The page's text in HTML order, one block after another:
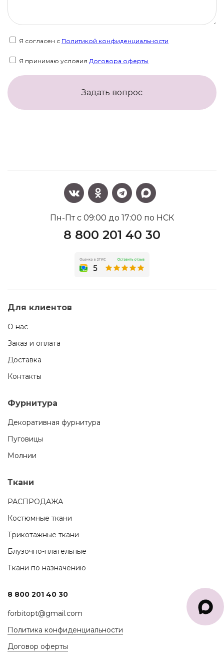
Я согласен с Политикой конфиденциальности
Я принимаю условия Договора оферты
Задать вопрос
Пн-Пт с 09:00 до 17:00 по НСК
8 800 201 40 30
Для клиентов
О нас
Заказ и оплата
Доставка
Контакты
Фурнитура
Декоративная фурнитура
Пуговицы
Молнии
Ткани
РАСПРОДАЖА
Костюмные ткани
Трикотажные ткани
Блузочно-плательные
Ткани по назначению
8 800 201 40 30
forbitopt@gmail.com
Политика конфиденциальности
Договор оферты